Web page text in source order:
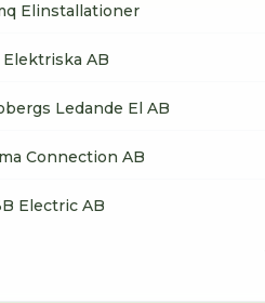
Elinstallationer
Elektriska AB
Ledande El AB
Connection AB
Electric AB